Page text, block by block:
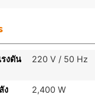
งดัน
220 V / 50 Hz
ง
2,400 W